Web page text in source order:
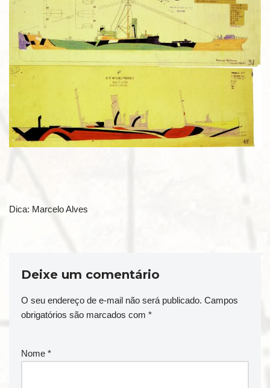
Dica: Marcelo Alves
Deixe um comentário
O seu endereço de e-mail não será publicado. Campos
obrigatórios são marcados com *
Nome *